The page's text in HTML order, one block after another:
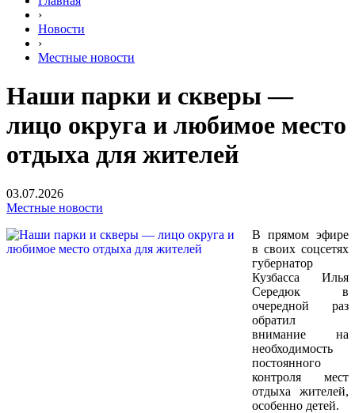
›
Новости
›
Местные новости
Наши парки и скверы —
лицо округа и любимое место
отдыха для жителей
03.07.2026
Местные новости
В прямом эфире
в своих соцсетях
губернатор
Кузбасса Илья
Середюк в
очередной раз
обратил
внимание на
необходимость
постоянного
контроля мест
отдыха жителей,
особенно детей.